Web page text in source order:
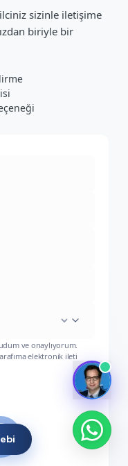
sizinle iletişime
biriyle bir
ve onaylıyorum.
elektronik ileti